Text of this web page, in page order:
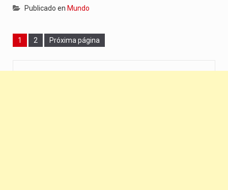
Publicado en Mundo
Page
1 Page
2 Próxima página